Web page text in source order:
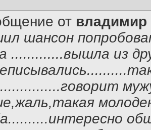
от владимир
шансон
.............вышла из